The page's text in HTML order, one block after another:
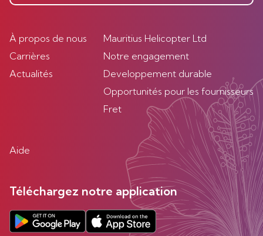
À propos de nous
Carrières
Actualités
Mauritius Helicopter Ltd
Notre engagement
Developpement durable
Opportunités pour les fournisseurs
Fret
Aide
Téléchargez notre application